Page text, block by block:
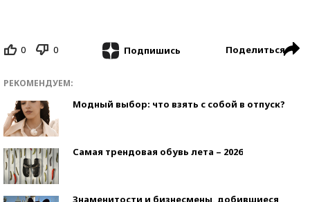
0 0 Подпишись Поделиться
РЕКОМЕНДУЕМ:
Модный выбор: что взять с собой в отпуск?
Самая трендовая обувь лета – 2026
Знаменитости и бизнесмены, добившиеся